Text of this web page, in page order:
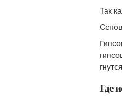
Так
Где